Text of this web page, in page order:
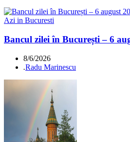
Azi in Bucuresti
Bancul zilei în București – 6
8/6/2026
.Radu Marinescu